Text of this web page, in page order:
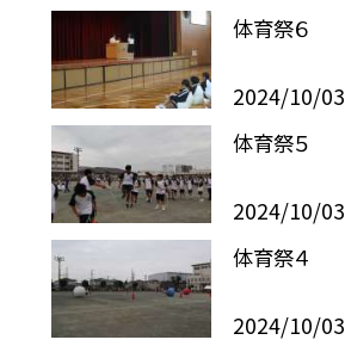
体育祭６
2024/10/03
体育祭５
2024/10/03
体育祭４
2024/10/03